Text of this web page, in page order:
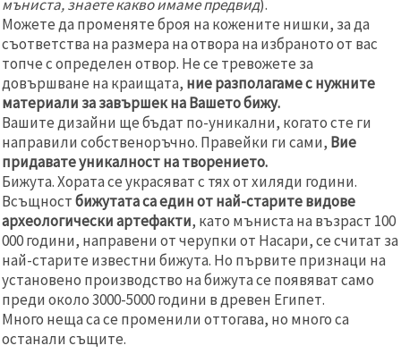
мъниста, знаете какво имаме предвид).
Можете да променяте броя на кожените нишки, за да
съответства на размера на отвора на избраното от вас
топче с определен отвор. Не се тревожете за
довършване на краищата, ние разполагаме с нужните
материали за завършек на Вашето бижу.
Вашите дизайни ще бъдат по-уникални, когато сте ги
направили собственоръчно. Правейки ги сами, Вие
придавате уникалност на творението.
Бижута. Хората се украсяват с тях от хиляди години.
Всъщностбижутата са един от най-старите видове
археологически артефакти, като мъниста на възраст 100
000 години, направени от черупки от Насари, се считат за
най-старите известни бижута. Но първите признаци на
установено производство на бижута се появяват само
преди около 3000-5000 години в древен Египет.
Много неща са се променили оттогава, но много са
останали същите.